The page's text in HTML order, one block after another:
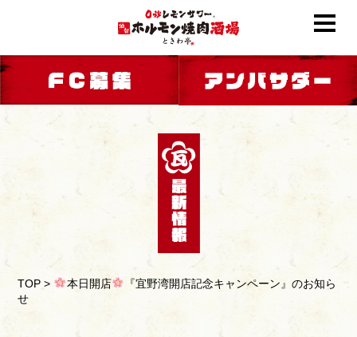
TOP > 本日開店
『宜野湾開店記念キャンペーン』のお知ら
せ